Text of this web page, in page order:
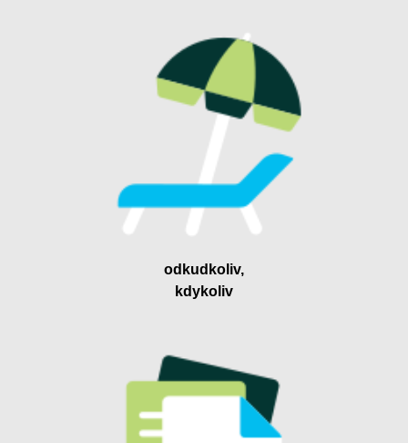
odkudkoliv,
kdykoliv